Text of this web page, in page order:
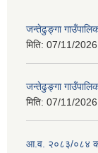
जन्तेढुङ्गा
मिति: 07/11/
जन्तेढुङ्गा
मिति: 07/11/
आ.व. २०८३/०८४ को